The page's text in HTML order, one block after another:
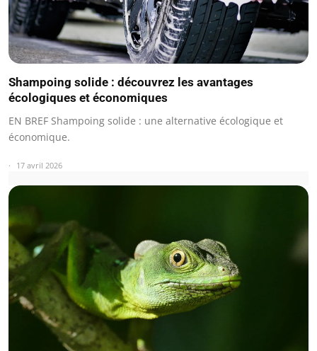
Shampoing solide : découvrez les avantages
écologiques et économiques
EN BREF Shampoing solide : une alternative écologique et
économique.
17 avril 2026